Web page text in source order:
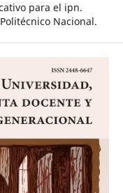
para el ipn.
Nacional.